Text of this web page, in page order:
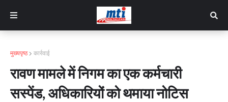
मुख्यपृष्ठ कार्रवाई
रावण मामले में निगम का एक कर्मचारी
सस्पेंड, अधिकारियों को थमाया नोटिस